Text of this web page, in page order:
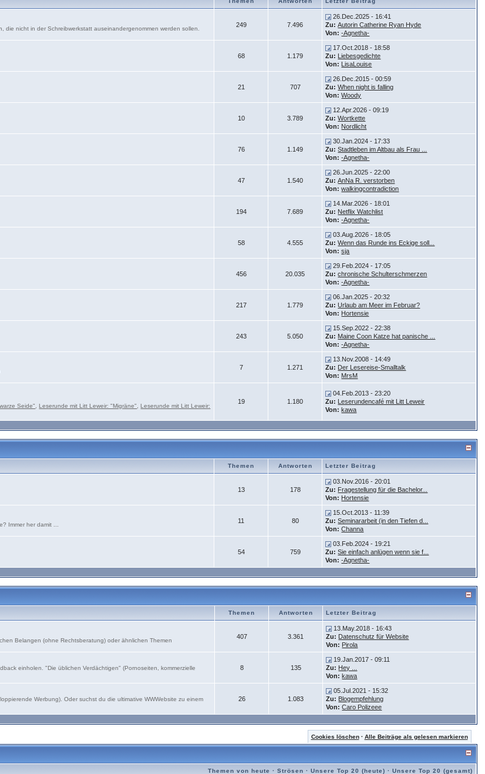
nicht in der Schreibwerkstatt auseinandergenommen werden sollen.
249 7.496
26.Dec.2025 - 16:41
Zu: Autorin Catherine Ryan Hyde
Von: -Agnetha-
68 1.179
17.Oct.2018 - 18:58
Zu: Liebesgedichte
Von: LisaLouise
21 707
26.Dec.2015 - 00:59
Zu: When night is falling
Von: Woody
10 3.789
12.Apr.2026 - 09:19
Zu: Wortkette
Von: Nordlicht
76 1.149
30.Jan.2024 - 17:33
Zu: Stadtleben im Altbau als Frau ...
Von: -Agnetha-
47 1.540
26.Jun.2025 - 22:00
Zu: AnNa R. verstorben
Von: walkingcontradiction
194 7.689
14.Mar.2026 - 18:01
Zu: Netflix Watchlist
Von: -Agnetha-
58 4.555
03.Aug.2026 - 18:05
Zu: Wenn das Runde ins Eckige soll...
Von: sja
456 20.035
29.Feb.2024 - 17:05
Zu: chronische Schulterschmerzen
Von: -Agnetha-
217 1.779
06.Jan.2025 - 20:32
Zu: Urlaub am Meer im Februar?
Von: Hortensie
243 5.050
15.Sep.2022 - 22:38
Zu: Maine Coon Katze hat panische ...
Von: -Agnetha-
7 1.271
13.Nov.2008 - 14:49
Zu: Der Lesereise-Smalltalk
Von: MrsM
Seide" ,Leserunde mit Litt Leweir: "Migräne" ,Leserunde mit Litt Leweir:
19 1.180
04.Feb.2013 - 23:20
Zu: Leserundencafé mit Litt Leweir
Von: kawa
Themen Antworten Letzter Beitrag
13 178
03.Nov.2016 - 20:01
Zu: Fragestellung für die Bachelor...
Von: Hortensie
Immer her damit ...
11 80
15.Oct.2013 - 11:39
Zu: Seminararbeit (in den Tiefen d...
Von: Channa
54 759
03.Feb.2024 - 19:21
Zu: Sie einfach anlügen wenn sie f...
Von: -Agnetha-
Themen Antworten Letzter Beitrag
Belangen (ohne Rechtsberatung) oder ähnlichen Themen
407 3.361
13.May.2018 - 16:43
Zu: Datenschutz für Website
Von: Pirola
einholen. "Die üblichen Verdächtigen" (Pornoseiten, kommerzielle
8 135
19.Jan.2017 - 09:11
Zu: Hey ...
Von: kawa
Werbung). Oder suchst du die ultimative WWWebsite zu einem
26 1.083
05.Jul.2021 - 15:32
Zu: Blogempfehlung
Von: Caro Polizeee
Cookies löschen· Alle Beiträge als gelesen markieren
Themen von heute ·Strösen ·Unsere Top 20 (heute) ·Unsere Top 20 (gesamt)